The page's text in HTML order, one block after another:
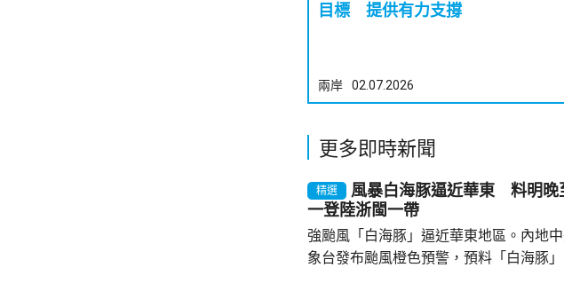
目標 提供有力支撐
兩岸 02.07.2026
更多即時新聞
精選
風暴白海豚逼近華東 料明晚
一登陸浙閩一帶
強颱風「白海豚」逼近華東地區。內地
象台發布颱風橙色預警，預料「白海豚」